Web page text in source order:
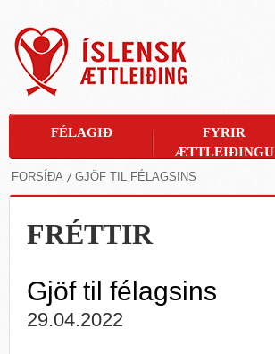
FORSÍÐA GJÖF TIL FÉLAGSINS
FRÉTTIR
Gjöf til félagsins
29.04.2022
FÉLAGIÐ
FYRIR
ÆTTLEIÐINGU